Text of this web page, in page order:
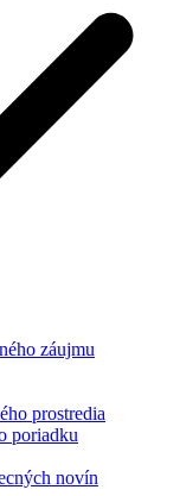
záujmu
prostredia
poriadku
novín